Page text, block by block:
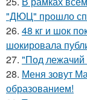
"ДЮЦ" прошло
26. 48 кг и шок
шокировала
27. "Под лежачий
28. Меня зовут
образованием!